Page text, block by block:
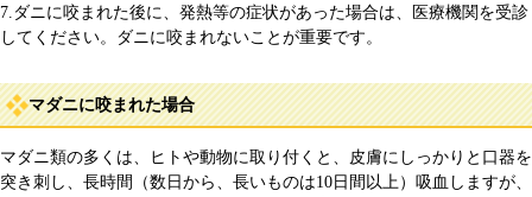
7.ダニに咬まれた後に、発熱等の症状があった場合は、医療機関を受診
してください。ダニに咬まれないことが重要です。
マダニに咬まれた場合
マダニ類の多くは、ヒトや動物に取り付くと、皮膚にしっかりと口器を
突き刺し、長時間（数日から、長いものは10日間以上）吸血しますが、